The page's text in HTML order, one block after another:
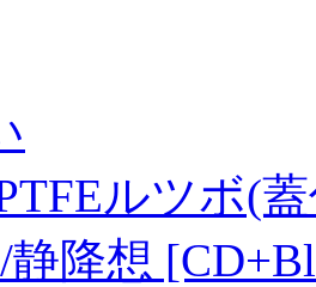
ルツボ(
降想